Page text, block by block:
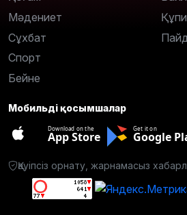
Мәдениет
Сұхбат
Спорт
Бейне
Мобильді қосымшалар
Download on the
App Store
Get it on
Google
Қауіпсіз орнату, жарнамасыз